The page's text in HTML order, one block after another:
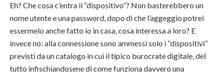
Eh? Che cosa c’entra il “dispositivo”? Non basterebbero un
nome utente e una password, dopo di che l’aggeggio potrei
essermelo anche fatto io in casa, cosa interessa a loro? E
invece no: alla connessione sono ammessi solo i “dispositivi”
previsti da un catalogo in cui il tipico burocrate digitale, del
tutto infischiandosene di come funziona davvero una